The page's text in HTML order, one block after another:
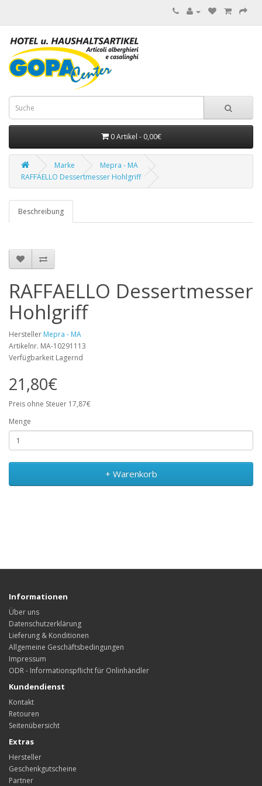
0 Artikel - 0,00€
Marke
Mepra - MA
RAFFAELLO Dessertmesser Hohlgriff
Beschreibung
RAFFAELLO Dessertmesser
Hohlgriff
Hersteller Mepra - MA
Artikelnr. MA-10291113
Verfügbarkeit Lagernd
21,80€
Preis ohne Steuer 17,87€
Menge
+ Warenkorb
Informationen
Über uns
Datenschutzerklärung
Lieferung & Konditionen
Allgemeine Geschäftsbedingungen
Impressum
ODR - Informationspflicht für Onlinhändler
Kundendienst
Kontakt
Retouren
Seitenübersicht
Extras
Hersteller
Geschenkgutscheine
Partner